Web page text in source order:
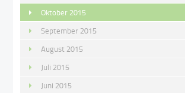
Oktober 2015
September 2015
August 2015
Juli 2015
Juni 2015